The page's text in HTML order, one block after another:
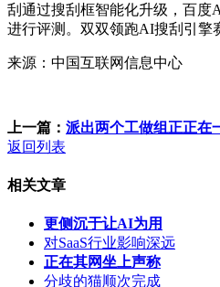
刮通过搜刮框智能化升级，百度
进行评测。双双领跑AI搜刮引擎
来源：中国互联网信息中心
上一篇： 派出两个工做组正正在
返回列表
相关文章
更侧沉于让AI为用
对SaaS行业影响深远
正在其网坐上声称
分歧的猫顺次完成